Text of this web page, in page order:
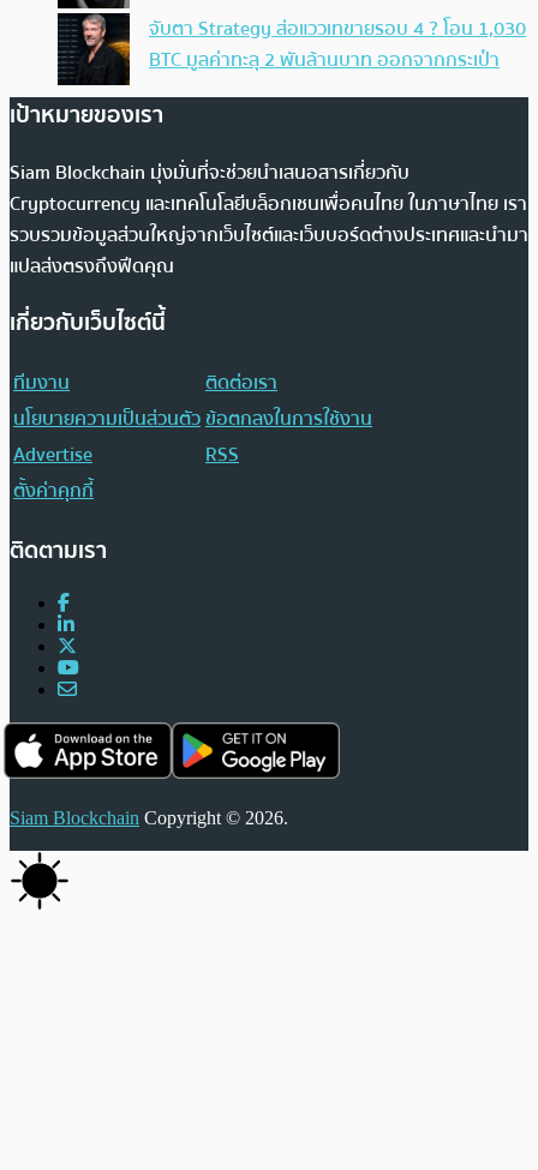
จับตา Strategy ส่อแววเทขายรอบ 4 ? โอน 1,030
BTC มูลค่าทะลุ 2 พันล้านบาท ออกจากกระเป๋า
เป้าหมายของเรา
Siam Blockchain มุ่งมั่นที่จะช่วยนำเสนอสารเกี่ยวกับ
Cryptocurrency และเทคโนโลยีบล็อกเชนเพื่อคนไทย ในภาษาไทย เรา
รวบรวมข้อมูลส่วนใหญ่จากเว็บไซต์และเว็บบอร์ดต่างประเทศและนำมา
แปลส่งตรงถึงฟีดคุณ
เกี่ยวกับเว็บไซต์นี้
ทีมงาน
ติดต่อเรา
นโยบายความเป็นส่วนตัวข้อตกลงในการใช้งาน
Advertise
RSS
ตั้งค่าคุกกี้
ติดตามเรา
Siam Blockchain Copyright © 2026.